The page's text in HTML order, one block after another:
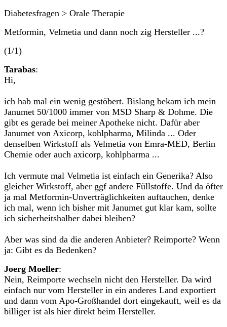
Diabetesfragen > Orale Therapie
Metformin, Velmetia und dann noch zig Hersteller ...?
(1/1)
Tarabas:
Hi,
ich hab mal ein wenig gestöbert. Bislang bekam ich mein
Janumet 50/1000 immer von MSD Sharp & Dohme. Die
gibt es gerade bei meiner Apotheke nicht. Dafür aber
Janumet von Axicorp, kohlpharma, Milinda ... Oder
denselben Wirkstoff als Velmetia von Emra-MED, Berlin
Chemie oder auch axicorp, kohlpharma ...
Ich vermute mal Velmetia ist einfach ein Generika? Also
gleicher Wirkstoff, aber ggf andere Füllstoffe. Und da öfter
ja mal Metformin-Unverträglichkeiten auftauchen, denke
ich mal, wenn ich bisher mit Janumet gut klar kam, sollte
ich sicherheitshalber dabei bleiben?
Aber was sind da die anderen Anbieter? Reimporte? Wenn
ja: Gibt es da Bedenken?
Joerg Moeller:
Nein, Reimporte wechseln nicht den Hersteller. Da wird
einfach nur vom Hersteller in ein anderes Land exportiert
und dann vom Apo-Großhandel dort eingekauft, weil es da
billiger ist als hier direkt beim Hersteller.